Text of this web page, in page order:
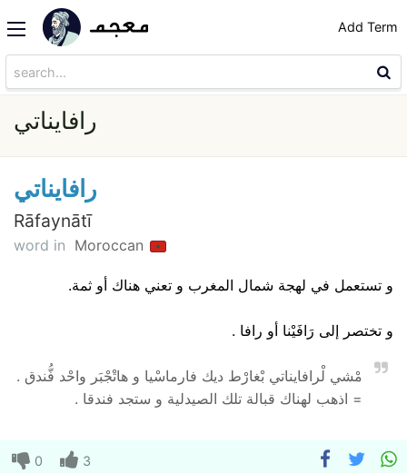
Add Term
رافايناتي
رافايناتي
Rāfaynātī
word in Moroccan
و تستعمل في لهجة شمال المغرب و تعني هناك أو ثمة.
و تختصر إلى رَافَيْنا أو رافا .
مْشي لْرافايناتي بْغارْط ديك فارماسْيا و هاتْجْبَر واحْد فُّندق .
= اذهب لهناك قبالة تلك الصيدلية و ستجد فندقا .
0
3